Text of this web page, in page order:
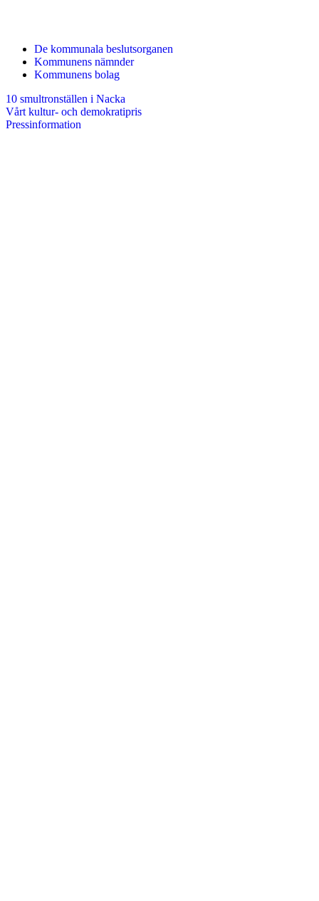
De kommunala beslutsorganen
Kommunens nämnder
Kommunens bolag
10 smultronställen i Nacka
Vårt kultur- och demokratipris
Pressinformation